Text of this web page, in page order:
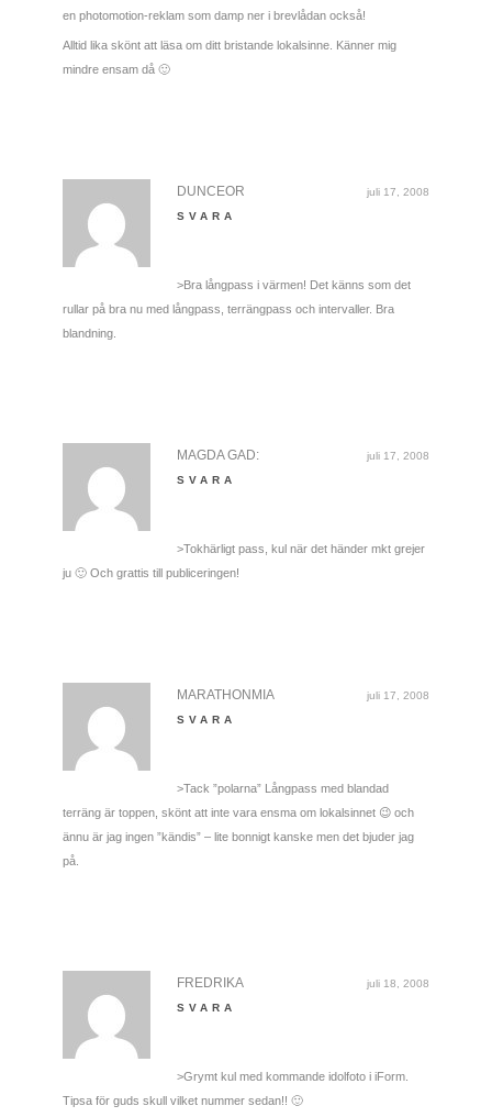
en photomotion-reklam som damp ner i brevlådan också!
Alltid lika skönt att läsa om ditt bristande lokalsinne. Känner mig
mindre ensam då 🙂
juli 17, 2008
DUNCEOR
SVARA
>Bra långpass i värmen! Det känns som det
rullar på bra nu med långpass, terrängpass och intervaller. Bra
blandning.
juli 17, 2008
MAGDA GAD:
SVARA
>Tokhärligt pass, kul när det händer mkt grejer
ju 🙂 Och grattis till publiceringen!
juli 17, 2008
MARATHONMIA
SVARA
>Tack ”polarna” Långpass med blandad
terräng är toppen, skönt att inte vara ensma om lokalsinnet 😉 och
ännu är jag ingen ”kändis” – lite bonnigt kanske men det bjuder jag
på.
juli 18, 2008
FREDRIKA
SVARA
>Grymt kul med kommande idolfoto i iForm.
Tipsa för guds skull vilket nummer sedan!! 🙂